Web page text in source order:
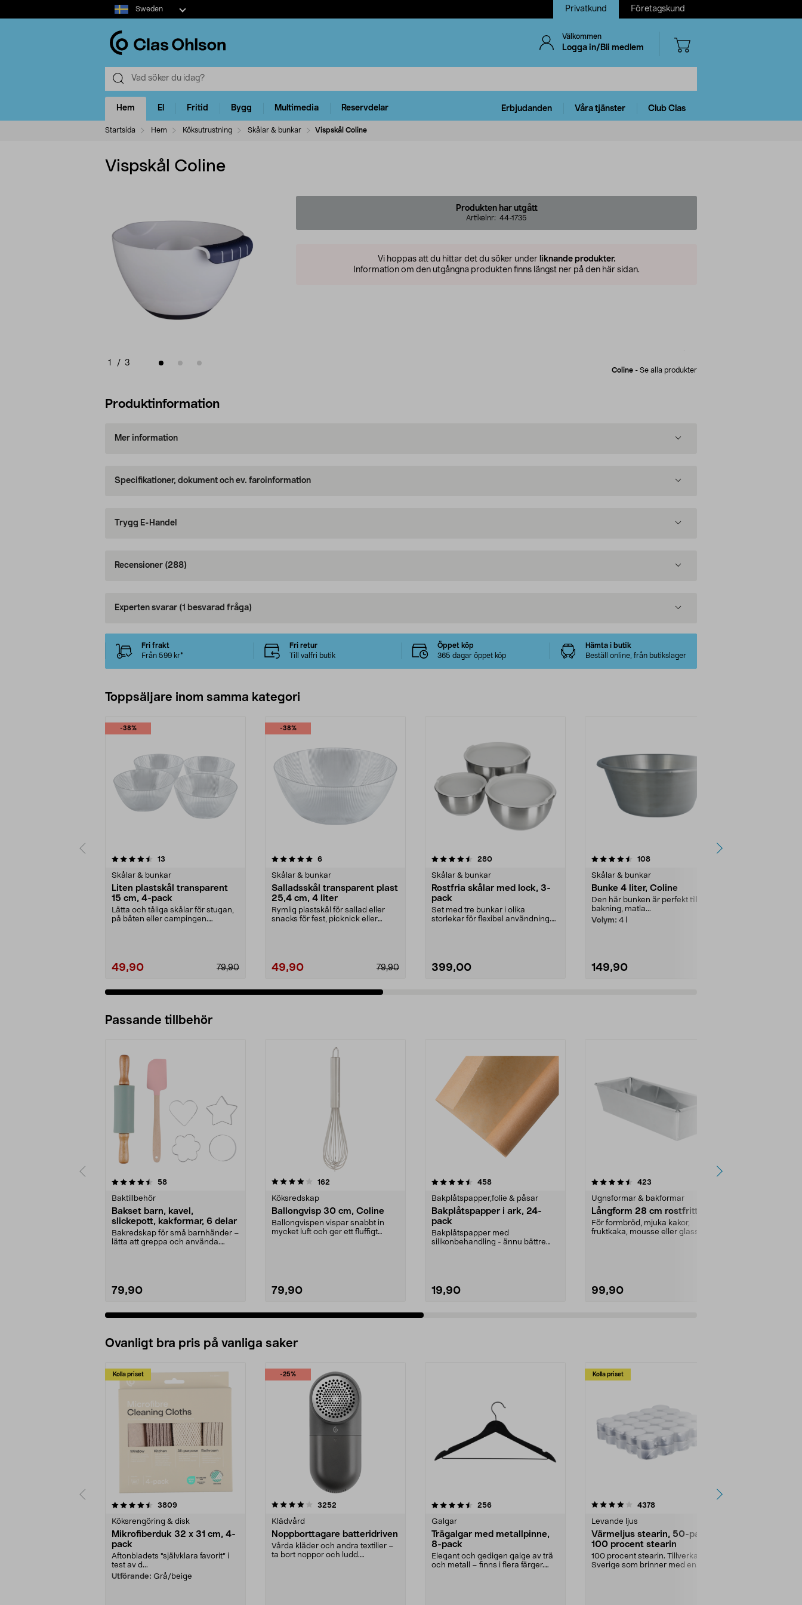
Select
market
Sweden Privatkund Företagskund
Välkommen
Logga in/Bli medlem
Hem El Fritid Bygg Multimedia Reservdelar Erbjudanden Våra tjänster Club Clas
Startsida Hem Köksutrustning Skålar & bunkar Vispskål Coline
Vispskål Coline
1 / 3
Produkten har utgått
Artikelnr: 44-1735
Vi hoppas att du hittar det du söker under liknande produkter.
Information om den utgångna produkten finns längst ner på den här sidan.
Coline - Se alla produkter
Produktinformation
Mer information
Specifikationer, dokument och ev. faroinformation
Trygg E-Handel
Recensioner (288)
Experten svarar (1 besvarad fråga)
Fri frakt
Från 599 kr*
Fri retur
Till valfri butik
Öppet köp
365 dagar öppet köp
Hämta i butik
Beställ online, från butikslager
Toppsäljare inom samma kategori
-38%
13
Skålar & bunkar
Liten plastskål transparent
15 cm, 4-pack
Lätta och tåliga skålar för stugan,
på båten eller campingen.
49,90 79,90
-38%
5.0 av 5 stjärnor 6recensioner
Skålar & bunkar
Salladsskål transparent plast
25,4 cm, 4 liter
Rymlig plastskål för sallad eller
snacks för fest, picknick eller
49,90 79,90
4.5 av 5 stjärnor 280recensioner
Skålar & bunkar
Rostfria skålar med lock, 3-
pack
Set med tre bunkar i olika
storlekar för flexibel användning.
399,00
4.5 av 5 stjärnor 108recensioner
Skålar & bunkar
Bunke 4 liter, Coline
Den här bunken är perfekt till
bakning, matla...
Volym: 4 l
149,90
4.0 av 5 stjärnor
Passande tillbehör
58recensioner
Baktillbehör
Bakset barn, kavel,
slickepott, kakformar, 6 delar
Bakredskap för små barnhänder –
lätta att greppa och använda.
79,90
4.0av 5 stjärnor 162
Köksredskap
Ballongvisp 30 cm, Coline
Ballongvispen vispar snabbt in
mycket luft och ger ett fluffigt
79,90
4.5av 5 stjärnor 458recensioner
Bakplåtspapper,folie & påsar
Bakplåtspapper i ark, 24-
pack
Bakplåtspapper med
silikonbehandling - ännu bättre
19,90
4.5av 5 stjärnor 423
Ugnsformar & bakformar
Långform 28 cm rostfritt stål
För formbröd, mjuka kakor,
fruktkaka, mousse eller glass.
99,90
4.5av 5 stjärnor
Ovanligt bra pris på vanliga saker
Kolla priset
3809recensioner
Köksrengöring & disk
Mikrofiberduk 32 x 31 cm, 4-
pack
Aftonbladets "självklara favorit” i
test av d...
Utförande: Grå/beige
-25%
4.0av 5 stjärnor 3252
Klädvård
Noppborttagare batteridriven
Vårda kläder och andra textilier –
ta bort noppor och ludd.
4.5av 5 stjärnor 256recensioner
Galgar
Trägalgar med metallpinne,
8-pack
Elegant och gedigen galge av trä
och metall – finns i flera färger.
Kolla priset
4.0av 5 stjärnor 4378recensioner
Levande ljus
Värmeljus stearin, 50-pack,
100 procent stearin
100 procent stearin. Tillverkade i
Sverige som brinner med en
4.5av 5 stjärnor